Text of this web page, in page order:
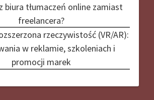
biura tłumaczeń online zamiast
freelancera?
rzeczywistość (VR/AR):
w reklamie, szkoleniach i
promocji marek